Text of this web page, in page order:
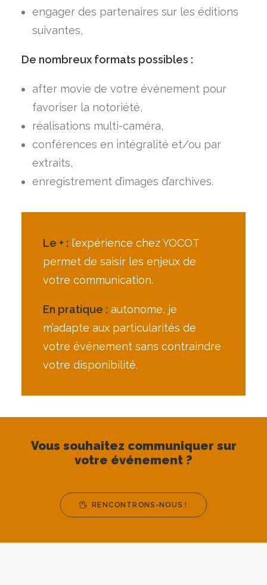
engager des partenaires sur les éditions
suivantes,
De nombreux formats possibles :
after movie de votre événement pour
favoriser la notoriété,
réalisations multi-caméra,
conférences en intégralité et/ou par
extraits,
enregistrement d’images d’archives.
Le + : l’expérience chez YOCOT
permet de saisir les enjeux de
votre communication.
En pratique : autonome, je
m’adapte aux particularités de
votre événement sans contraindre
votre disponibilité.
Vous souhaitez communiquer sur
votre événement ?
RENCONTRONS-NOUS !